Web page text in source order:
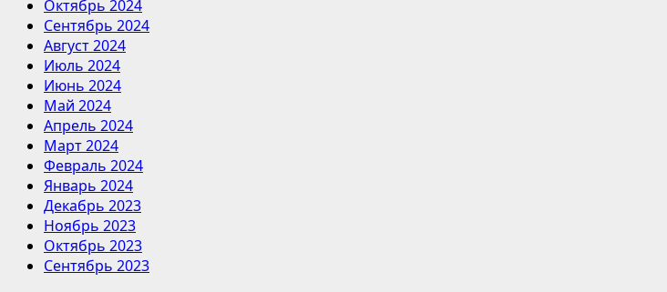
Октябрь 2024
Сентябрь 2024
Август 2024
Июль 2024
Июнь 2024
Май 2024
Апрель 2024
Март 2024
Февраль 2024
Январь 2024
Декабрь 2023
Ноябрь 2023
Октябрь 2023
Сентябрь 2023